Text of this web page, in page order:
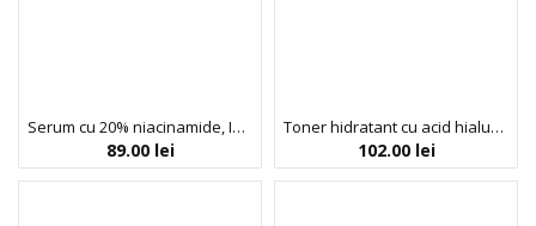
Serum cu 20% niacinamide, Isntree, 20 ml
89.00 lei
Toner hidratant cu acid hialuronic PLUS, Hyaluronic acid line, Isntree, 200ml
102.00 lei